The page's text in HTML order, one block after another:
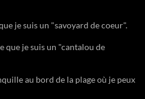
je suis un "savoyard de coeur".
que je suis un "cantalou de
au bord de la plage où je peux